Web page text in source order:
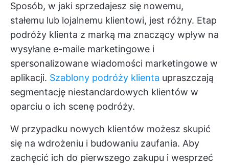
Sposób, w jaki sprzedajesz się nowemu,
stałemu lub lojalnemu klientowi, jest różny. Etap
podróży klienta z marką ma znaczący wpływ na
wysyłane e-maile marketingowe i
spersonalizowane wiadomości marketingowe w
aplikacji. Szablony podróży klienta upraszczają
segmentację niestandardowych klientów w
oparciu o ich scenę podróży.
W przypadku nowych klientów możesz skupić
się na wdrożeniu i budowaniu zaufania. Aby
zachęcić ich do pierwszego zakupu i wesprzeć